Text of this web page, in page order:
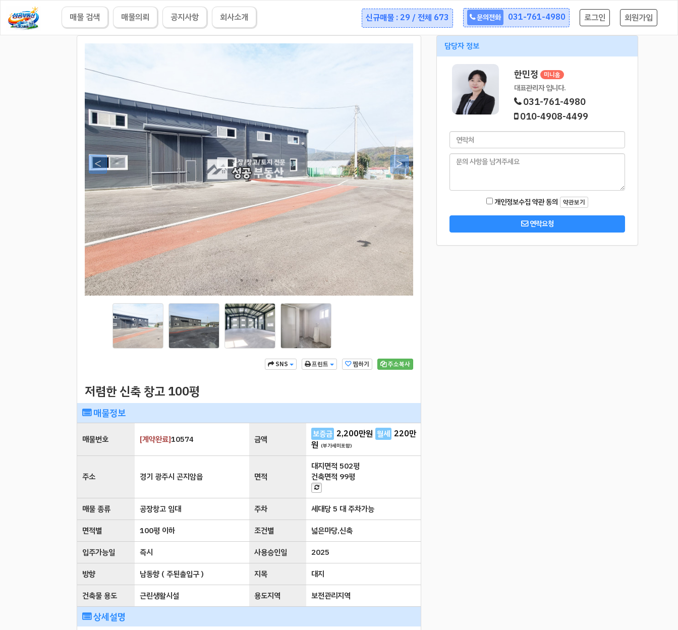
로그인 회원가입
문의전화 031-761-4980
신규매물 : 29 / 전체 673
매물 검색 매물의뢰 공지사항 회사소개
주소복사
찜하기
프린트
SNS
저렴한 신축 창고 100평
매물정보
매물번호 [계약완료]10574 금액 보증금 2,200만원 월세 220만
원 (부가세미포함)
주소 경기 광주시 곤지암읍 면적
대지면적502평
건축면적 99평
매물 종류 공장창고 임대 주차
세대당 5 대 주차가능
면적별
100평 이하 조건별
넓은마당,신축
입주가능일
즉시 사용승인일
2025
방향
남동향 ( 주된출입구 ) 지목
대지
건축물 용도
근린생활시설 용도지역 보전관리지역
상세설명
담당자 정보
한민정 미니홈
대표관리자 입니다.
031-761-4980
010-4908-4499
개인정보수집 약관 동의 약관보기
연락요청